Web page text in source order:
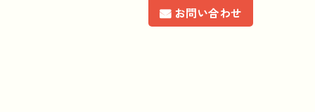
お問い合わせ